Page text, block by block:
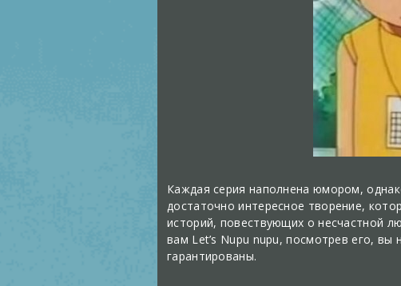
Каждая серия наполнена юмором,
достаточно интересное творение,
историй, повествующих о несчастной
вам Let’s Nupu nupu, посмотрев его, вы
гарантированы.